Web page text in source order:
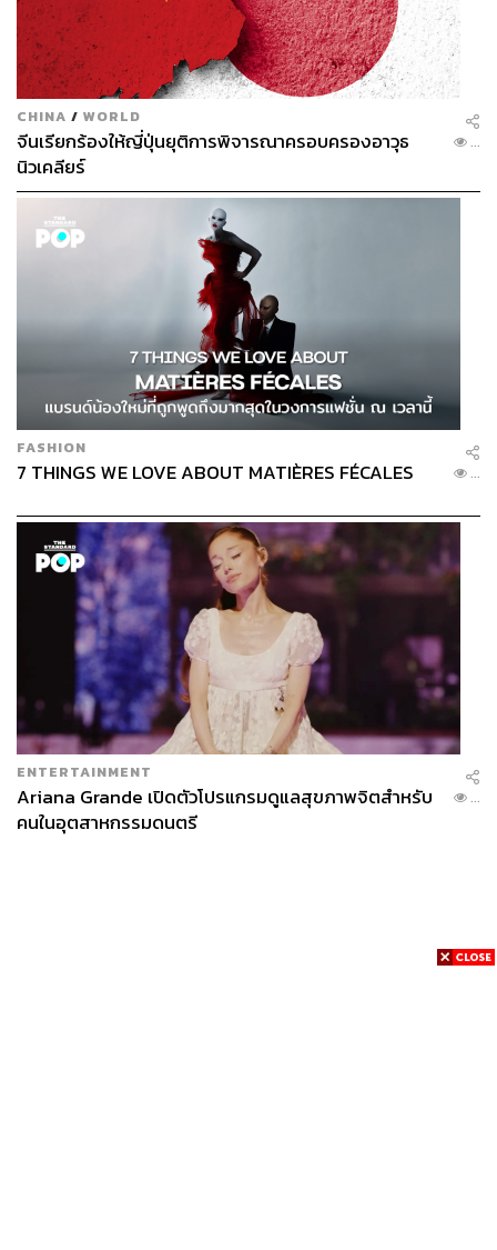
CHINA / WORLD
จีนเรียกร้องให้ญี่ปุ่นยุติการพิจารณาครอบครองอาวุธ
นิวเคลียร์
...
FASHION
7 THINGS WE LOVE ABOUT MATIÈRES FÉCALES ...
ENTERTAINMENT
Ariana Grande เปิดตัวโปรแกรมดูแลสุขภาพจิตสำหรับ
คนในอุตสาหกรรมดนตรี
...